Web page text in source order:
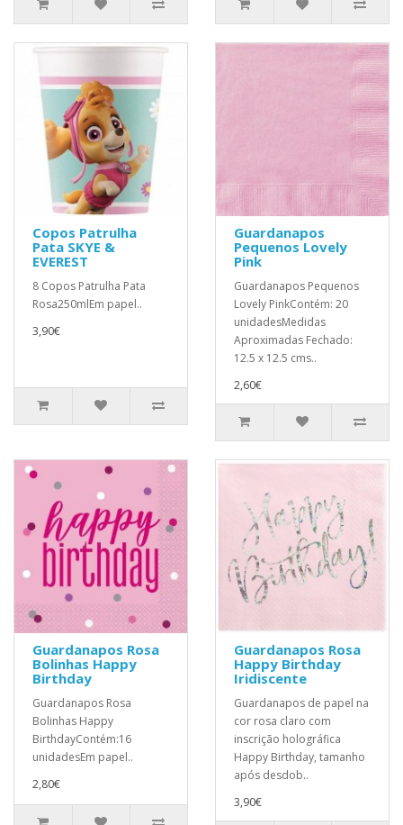
Copos Patrulha
Pata SKYE &
EVEREST
8 Copos Patrulha Pata
Rosa250mlEm papel..
3,90€
Guardanapos
Pequenos Lovely
Pink
Guardanapos Pequenos
Lovely PinkContém: 20
unidadesMedidas
Aproximadas Fechado:
12.5 x 12.5 cms..
2,60€
Guardanapos Rosa
Bolinhas Happy
Birthday
Guardanapos Rosa
Bolinhas Happy
BirthdayContém:16
unidadesEm papel..
2,80€
Guardanapos Rosa
Happy Birthday
Iridiscente
Guardanapos de papel na
cor rosa claro com
inscrição holográfica
Happy Birthday, tamanho
após desdob..
3,90€